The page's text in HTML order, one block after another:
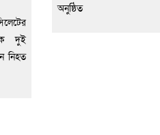
দুই
নিহত
অনুষ্ঠিত